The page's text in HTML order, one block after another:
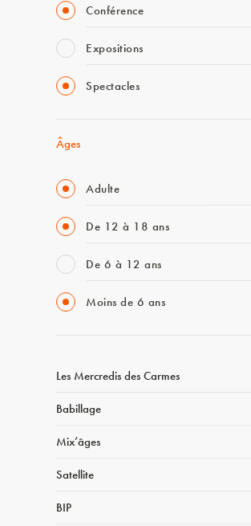
Conférence
Expositions
Spectacles
Âges
Adulte
De 12 à 18 ans
De 6 à 12 ans
Moins de 6 ans
Les Mercredis des Carmes
Babillage
Mix’âges
Satellite
BIP